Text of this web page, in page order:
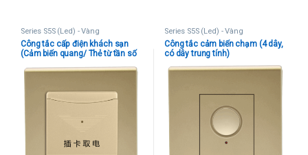
Series S5S (Led) - Vàng
Công tắc cấp điện khách sạn
(Cảm biến quang/ Thẻ từ tần số
Series S5S (Led) - Vàng
Công tắc cảm biến chạm (4 dây,
có dây trung tính)